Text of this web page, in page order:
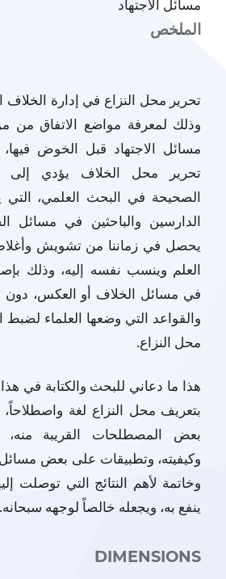
مسائل الاجتهاد
الملخص
تحرير محل النزاع في إدارة الخلاف
وذلك لمعرفة مواضع الاتفاق من
مسائل الاجتهاد قبل الخوض
تحرير محل الخلاف يؤدي إلى
الصحيحة في البحث العلمي، التي
الدارسين والباحثين في مسائل
يحصل في زماننا من تشويش
العلم وينسب نفسه إليه، وذلك
في مسائل الخلاف أو العكس، دون
والقواعد التي وضعها العلماء لضبط
محل النزاع.
هذا ما دعاني للبحث والكتابة في
بتعريف محل النزاع لغة واصطلاحاً،
بعض المصطلحات القريبة منه،
وكيفيته، وتطبيقات على بعض
وخاتمة لأهم النتائج التي توصلت
ينفع به، ويجعله خالصاً لوجهه سبحانه.
DIMENSIONS